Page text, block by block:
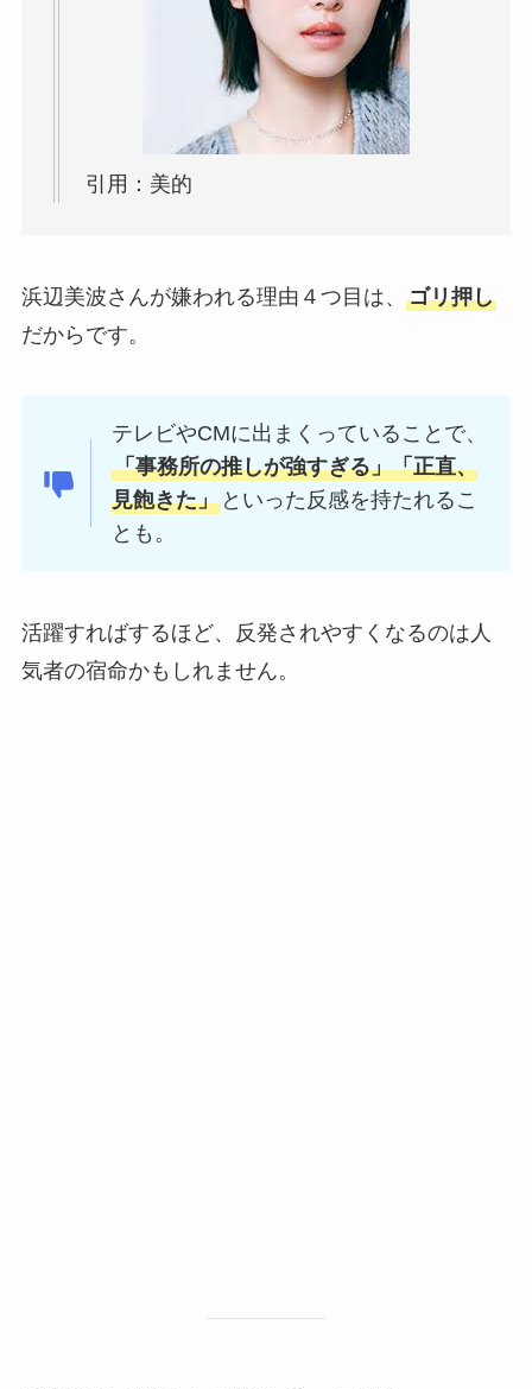
引用：美的
浜辺美波さんが嫌われる理由４つ目は、 ゴリ押し
だからです。
テレビやCMに出まくっていることで、
「事務所の推しが強すぎる」「正直、
見飽きた」 といった反感を持たれるこ
とも。
活躍すればするほど、反発されやすくなるのは人
気者の宿命かもしれません。